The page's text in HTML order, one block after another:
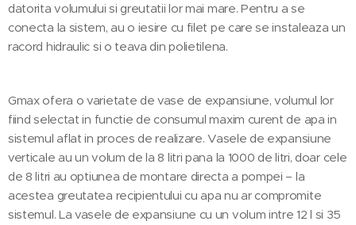
datorita volumului si greutatii lor mai mare. Pentru a se
conecta la sistem, au o iesire cu filet pe care se instaleaza un
racord hidraulic si o teava din polietilena.
Gmax ofera o varietate de vase de expansiune, volumul lor
fiind selectat in functie de consumul maxim curent de apa in
sistemul aflat in proces de realizare. Vasele de expansiune
verticale au un volum de la 8 litri pana la 1000 de litri, doar cele
de 8 litri au optiunea de montare directa a pompei – la
acestea greutatea recipientului cu apa nu ar compromite
sistemul. La vasele de expansiune cu un volum intre 12 l si 35